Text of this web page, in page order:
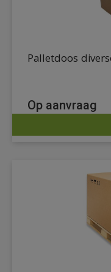
Palletdoos
Op aanvraag